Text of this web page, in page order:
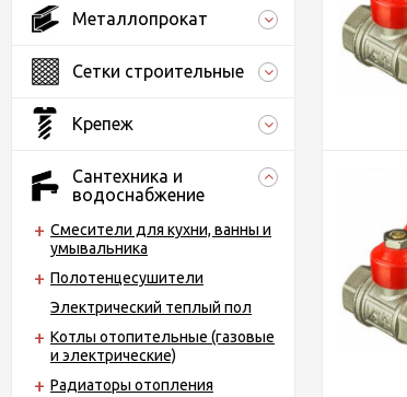
Металлопрокат
Сетки строительные
Крепеж
Сантехника и
водоснабжение
Смесители для кухни, ванны и
умывальника
Полотенцесушители
Электрический теплый пол
Котлы отопительные (газовые
и электрические)
Радиаторы отопления